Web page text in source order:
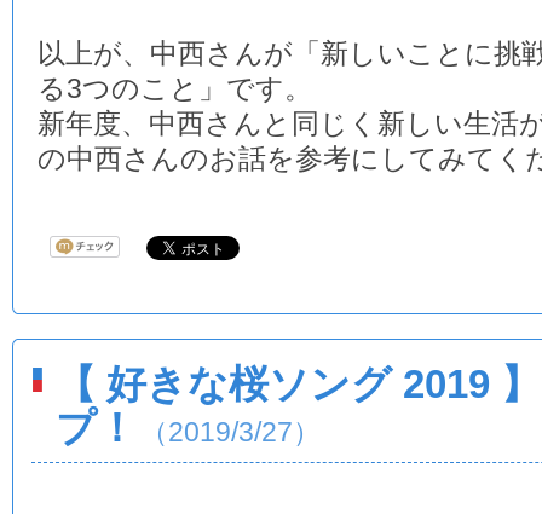
以上が、中西さんが「新しいことに挑
る3つのこと」です。
新年度、中西さんと同じく新しい生活
の中西さんのお話を参考にしてみてく
【 好きな桜ソング 2019
プ！
（2019/3/27）